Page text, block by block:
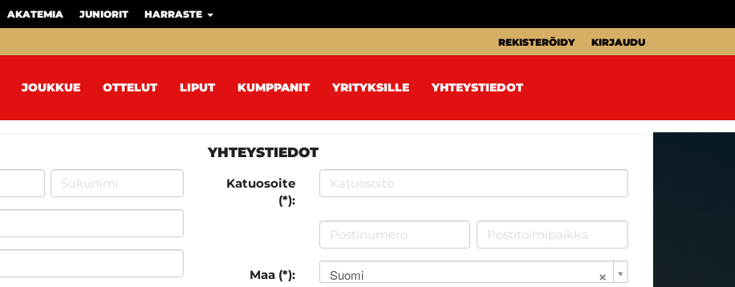
AKATEMIA JUNIORIT HARRASTE
REKISTERÖIDY KIRJAUDU
JOUKKUE OTTELUT LIPUT KUMPPANIT YRITYKSILLE YHTEYSTIEDOT
YHTEYSTIEDOT
Katuosoite
(*):
Maa (*): Suomi